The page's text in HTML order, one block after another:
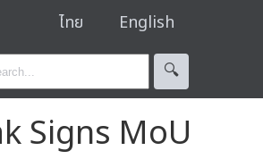
ไทย English
🔍︎
Signs MoU